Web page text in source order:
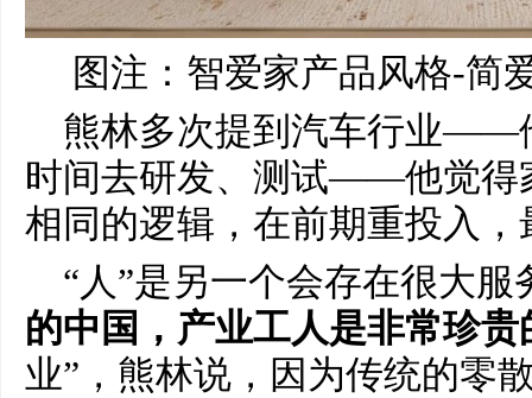
图注：智爱家产品风格-简
熊林多次提到汽车行业——
时间去研发、测试——他觉得
相同的逻辑，在前期重投入
“人”是另一个会存在很大服
的中国，产业工人是非常珍贵
业”，熊林说，因为传统的零